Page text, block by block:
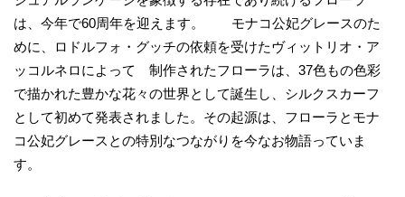
は、今年で60周年を迎えます。 モナコ公妃グレースのた
めに、ロドルフォ・グッチの依頼を受けたヴィットリオ・ア
ッコルネロによって 制作されたフローラは、37色もの色彩
で描かれた豊かな花々の世界として誕生し、シルクスカーフ
として初めて発表されました。その起源は、フローラとモナ
コ公妃グレースとの特別なつながりを今なお物語っていま
す。